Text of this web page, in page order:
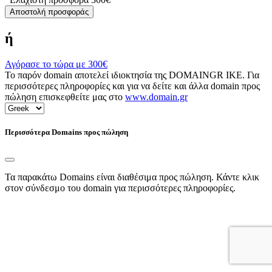
Αποστολή προσφοράς
ή
Αγόρασε το τώρα με 300€
Το παρόν domain αποτελεί ιδιοκτησία της DOMAINGR ΙΚΕ. Για
περισσότερες πληροφορίες και για να δείτε και άλλα domain προς
πώληση επισκεφθείτε μας στο www.domain.gr
Περισσότερα Domains προς πώληση
Τα παρακάτω Domains είναι διαθέσιμα προς πώληση. Κάντε κλικ
στον σύνδεσμο του domain για περισσότερες πληροφορίες.